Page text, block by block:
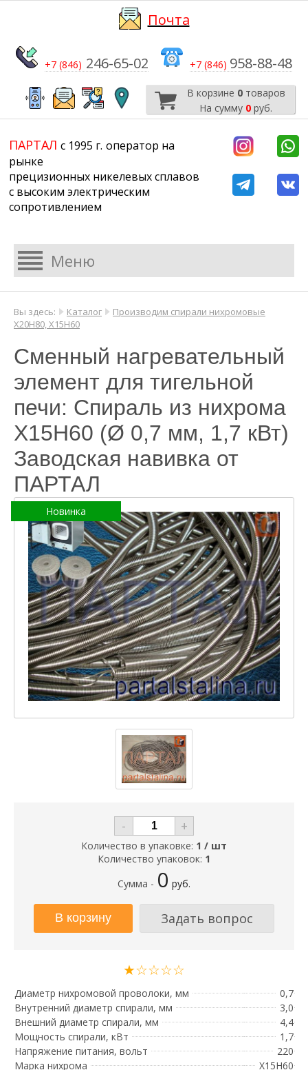
Почта
+7 (846) 246-65-02 +7 (846) 958-88-48
В корзине 0товаров
На сумму 0 руб.
ПАРТАЛ с 1995 г. ​​​​​​​оператор на
рынке
прецизионных никелевых сплавов
с высоким электрическим
сопротивлением
Вы здесь: Каталог
Производим спирали нихромовые
Х20Н80, Х15Н60
Сменный нагревательный
элемент для тигельной
печи: Спираль из нихрома
Х15Н60 (Ø 0,7 мм, 1,7 кВт)
Заводская навивка от
ПАРТАЛ
Новинка
- +
Количество в упаковке: 1 / шт
Количество упаковок: 1
Сумма - 0 руб.
Задать вопрос
★☆☆☆☆
Диаметр нихромовой проволоки, мм
0,7
Внутренний диаметр спирали, мм
3,0
Внешний диаметр спирали, мм
4,4
Мощность спирали, кВт
1,7
Напряжение питания, вольт
220
Марка нихрома
Х15Н60